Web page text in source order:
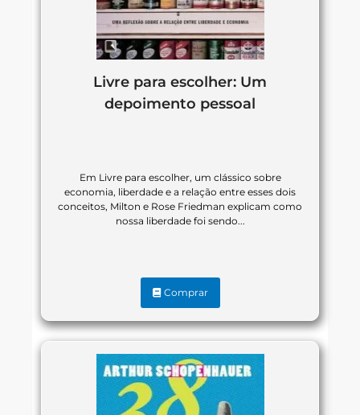
Livre para escolher: Um
depoimento pessoal
Em Livre para escolher, um clássico sobre
economia, liberdade e a relação entre esses dois
conceitos, Milton e Rose Friedman explicam como
nossa liberdade foi sendo...
Comprar